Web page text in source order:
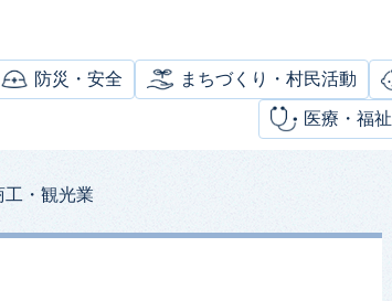
防災・安全 まちづくり・村民活動
医療・福祉
工・観光業